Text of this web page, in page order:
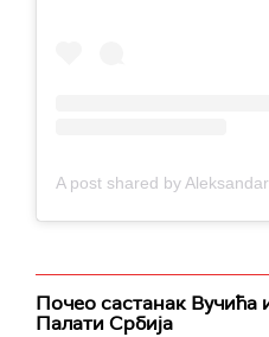
Почео састанак Вучића
Палати Србија